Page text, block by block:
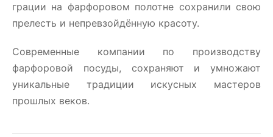
грации на фарфоровом полотне сохранили свою
прелесть и непревзойдённую красоту.
Современные компании по производству
фарфоровой посуды, сохраняют и умножают
уникальные традиции искусных мастеров
прошлых веков.